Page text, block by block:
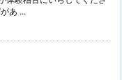
あ ...